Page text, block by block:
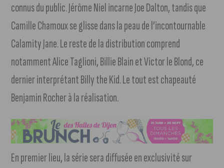
connus du public. Jérôme Niel incarne Joe Dalton, tandis que
Camille Chamoux se glisse dans la peau de l’incontournable
Calamity Jane. Le reste de la distribution comprend
notamment Alice Taglioni, Billie Blain et Victor le Blond, ce
dernier interprétant Billy the Kid. Le tout est chapeauté
Benjamin Rocher à la réalisation.
En premier lieu, la série sera diffusée en exclusivité sur